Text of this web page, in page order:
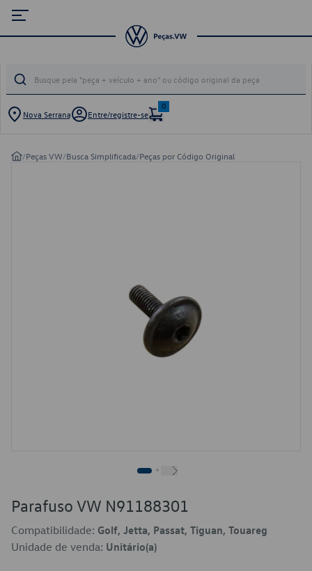
Nova Serrana Entre/registre-se
0
/Peças VW/Busca Simplificada/Peças por Código Original
Parafuso VW N91188301
Compatibilidade: Golf, Jetta, Passat, Tiguan, Touareg
Unidade de venda: Unitário(a)